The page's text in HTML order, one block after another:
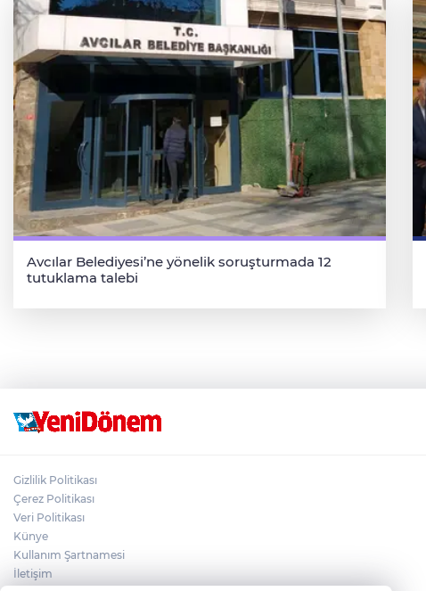
Avcılar Belediyesi’ne yönelik soruşturmada 12
tutuklama talebi
Gizlilik Politikası
Çerez Politikası
Veri Politikası
Künye
Kullanım Şartnamesi
İletişim